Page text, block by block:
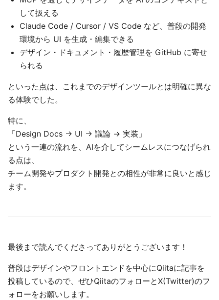
して扱える
Claude Code / Cursor / VS Code など、普段の開発
環境から UI を生成・編集できる
デザイン・ドキュメント・履歴管理を GitHub に寄せ
られる
といった点は、これまでのデザインツールとは明確に異な
る体験でした。
特に、
「Design Docs → UI → 議論 → 実装」
という一連の流れを、AIを介してシームレスにつなげられ
る点は、
チーム開発やプロダクト開発との相性が非常に良いと感じ
ます。
最後まで読んでくださってありがとうございます！
普段はデザインやフロントエンドを中心にQiitaに記事を
投稿しているので、ぜひQiitaのフォローとX(Twitter)のフ
ォローをお願いします。